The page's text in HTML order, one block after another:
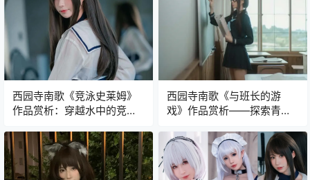
西园寺南歌《竞泳史莱姆》
作品赏析：穿越水中的竞技
西园寺南歌《与班长的游
戏》作品赏析——探索青春